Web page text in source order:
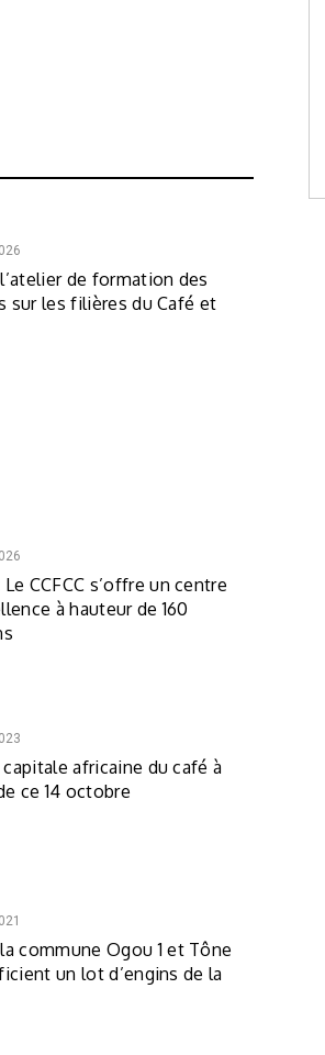
de formation des
sur les filières du Café et
CCFCC s’offre un centre
à hauteur de 160
capitale africaine du café à
ce 14 octobre
commune Ogou 1 et Tône
un lot d’engins de la